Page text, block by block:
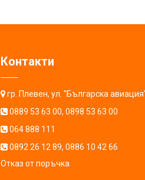
Контакти
гр. Плевен, ул. "Българска
0889 53 63 00, 0898 53 63 00
064 888 111
0892 26 12 89, 0886 10 42 66
Отказ от поръчка